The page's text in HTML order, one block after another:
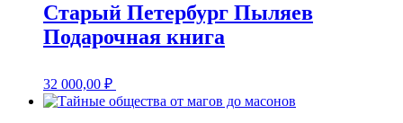
Старый Петербург Пыляев
Подарочная книга
32 000,00 ₽